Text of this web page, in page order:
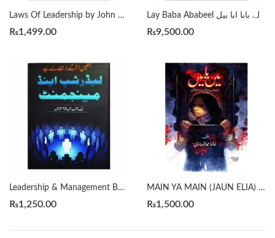
Laws Of Leadership by John Maxwell | لیڈر شپ کے 21 لاجواب قوانین احمد بلال ھاشمی
₨1,499.00
Lay Baba Ababeel لے بابا ابا بیل
₨9,500.00
Leadership & Management By Qasim Ali Shah
₨1,250.00
MAIN YA MAIN (JAUN ELIA) میں یا میں جون ایلیا پر تحریریں اور مُلاقاتیں by KHALID AHMED ANSARI
₨1,500.00